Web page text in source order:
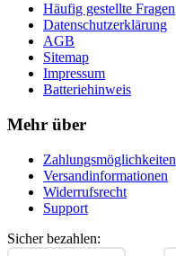
Häufig gestellte Fragen
Datenschutzerklärung
AGB
Sitemap
Impressum
Batteriehinweis
Mehr über
Zahlungsmöglichkeiten
Versandinformationen
Widerrufsrecht
Support
Sicher bezahlen: